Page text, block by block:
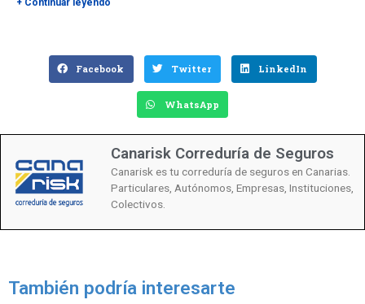
+ Continuar leyendo
Facebook Twitter LinkedIn
WhatsApp
Canarisk Correduría de Seguros
Canarisk es tu correduría de seguros en Canarias.
Particulares, Autónomos, Empresas, Instituciones,
Colectivos.
También podría interesarte